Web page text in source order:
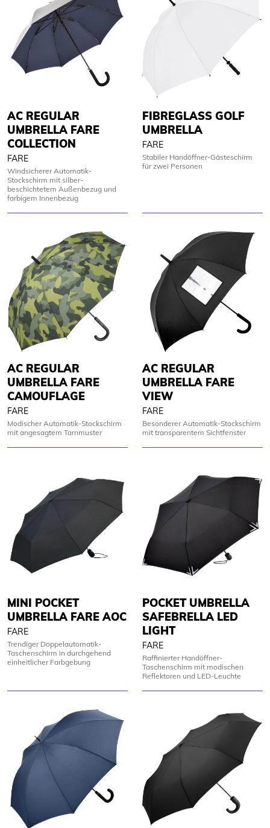
AC REGULAR
UMBRELLA FARE
COLLECTION
FARE
Windsicherer Automatik-
Stockschirm mit silber-
beschichtetem Außenbezug und
farbigem Innenbezug
FIBREGLASS GOLF
UMBRELLA
FARE
Stabiler Handöffner-Gästeschirm
für zwei Personen
AC REGULAR
UMBRELLA FARE
CAMOUFLAGE
FARE
Modischer Automatik-Stockschirm
mit angesagtem Tarnmuster
AC REGULAR
UMBRELLA FARE
VIEW
FARE
Besonderer Automatik-Stockschirm
mit transparentem Sichtfenster
MINI POCKET
UMBRELLA FARE AOC
FARE
Trendiger Doppelautomatik-
Taschenschirm in durchgehend
einheitlicher Farbgebung
POCKET UMBRELLA
SAFEBRELLA LED
LIGHT
FARE
Raffinierter Handöffner-
Taschenschirm mit modischen
Reflektoren und LED-Leuchte